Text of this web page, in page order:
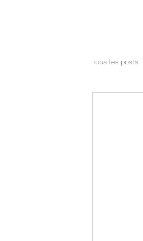
Tous les posts